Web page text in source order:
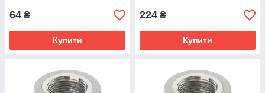
64 ₴
Купити
224 ₴
Купити